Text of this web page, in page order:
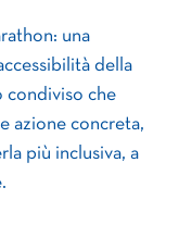
una
della
condiviso che
azione concreta,
più inclusiva, a